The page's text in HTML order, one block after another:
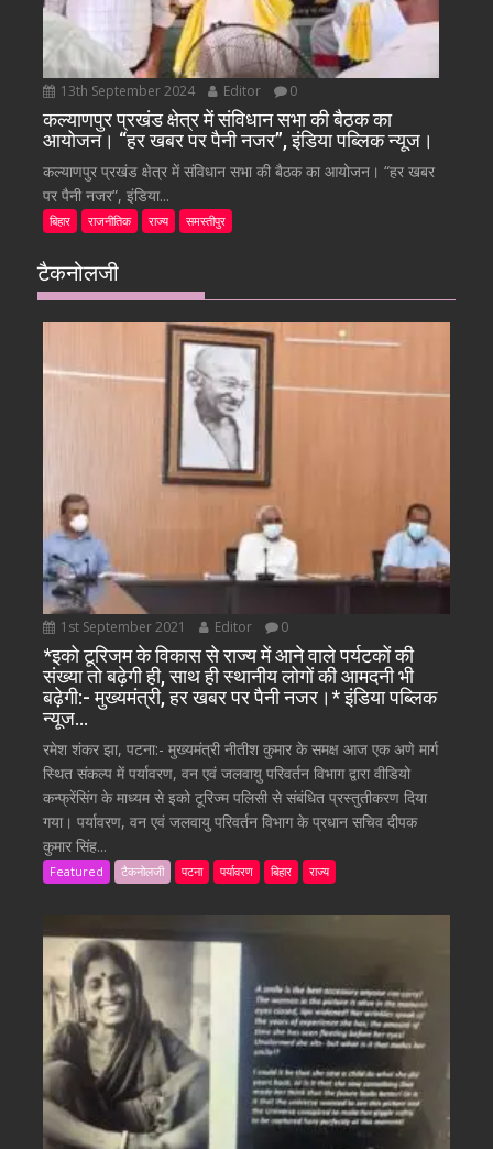
13th September 2024 Editor 0
कल्याणपुर प्रखंड क्षेत्र में संविधान सभा की बैठक का
आयोजन। “हर खबर पर पैनी नजर”, इंडिया पब्लिक न्यूज।
कल्याणपुर प्रखंड क्षेत्र में संविधान सभा की बैठक का आयोजन। “हर खबर
पर पैनी नजर”, इंडिया...
बिहार राजनीतिक राज्य समस्तीपुर
टैकनोलजी
1st September 2021 Editor 0
*इको टूरिजम के विकास से राज्य में आने वाले पर्यटकों की
संख्या तो बढ़ेगी ही, साथ ही स्थानीय लोगों की आमदनी भी
बढ़ेगी:- मुख्यमंत्री, हर खबर पर पैनी नजर।* इंडिया पब्लिक
न्यूज…
रमेश शंकर झा, पटना:- मुख्यमंत्री नीतीश कुमार के समक्ष आज एक अणे मार्ग
स्थित संकल्प में पर्यावरण, वन एवं जलवायु परिवर्तन विभाग द्वारा वीडियो
कन्फ्रेंसिंग के माध्यम से इको टूरिज्म पलिसी से संबंधित प्रस्तुतीकरण दिया
गया। पर्यावरण, वन एवं जलवायु परिवर्तन विभाग के प्रधान सचिव दीपक
कुमार सिंह...
Featured टैकनोलजी पटना पर्यावरण बिहार राज्य